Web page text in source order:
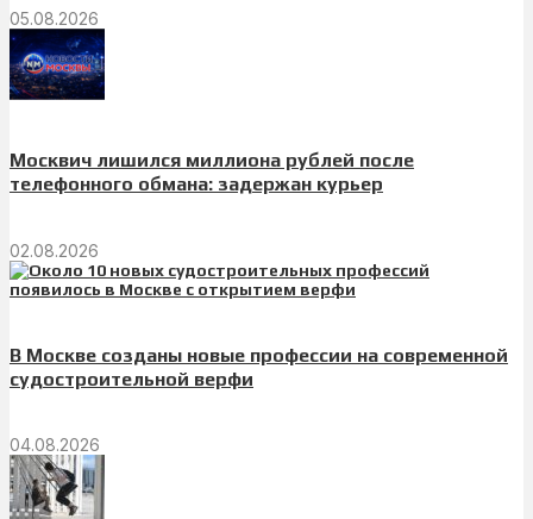
05.08.2026
Москвич лишился миллиона рублей после
телефонного обмана: задержан курьер
02.08.2026
В Москве созданы новые профессии на современной
судостроительной верфи
04.08.2026